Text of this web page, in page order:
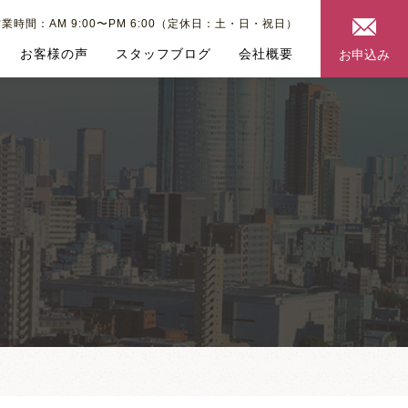
時間：AM 9:00〜PM 6:00（定休日：土・日・祝日）
お客様の声 スタッフブログ 会社概要 お申込み